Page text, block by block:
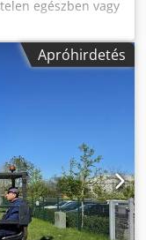
egészben vagy
Apróhirdetés